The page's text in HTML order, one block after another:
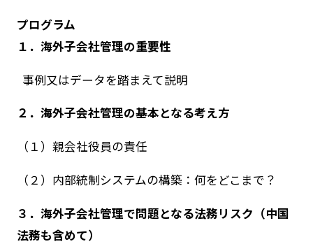
プログラム
１．海外子会社管理の重要性
事例又はデータを踏まえて説明
２．海外子会社管理の基本となる考え方
（１）親会社役員の責任
（２）内部統制システムの構築：何をどこまで？
３．海外子会社管理で問題となる法務リスク（中国
法務も含めて）